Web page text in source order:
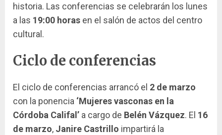
historia. Las conferencias se celebrarán los lunes
a las 19:00 horas en el salón de actos del centro
cultural.
Ciclo de conferencias
El ciclo de conferencias arrancó el 2 de marzo
con la ponencia ‘Mujeres vasconas en la
Córdoba Califal’ a cargo de Belén Vázquez. El 16
de marzo, Janire Castrillo impartirá la